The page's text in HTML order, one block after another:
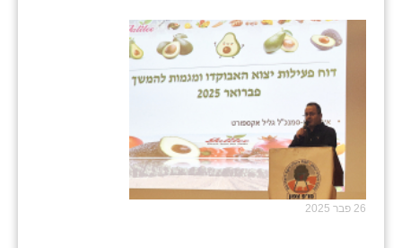
26 פבר 2025